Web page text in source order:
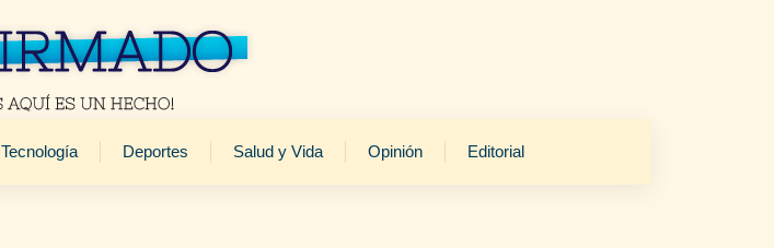
Tecnología Deportes Salud y Vida Opinión Editorial